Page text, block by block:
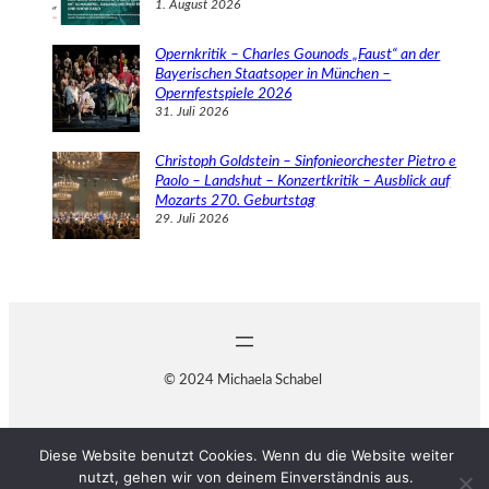
1. August 2026
Opernkritik – Charles Gounods „Faust“ an der
Bayerischen Staatsoper in München –
Opernfestspiele 2026
31. Juli 2026
Christoph Goldstein – Sinfonieorchester Pietro e
Paolo – Landshut – Konzertkritik – Ausblick auf
Mozarts 270. Geburtstag
29. Juli 2026
© 2024 Michaela Schabel
Diese Website benutzt Cookies. Wenn du die Website weiter
nutzt, gehen wir von deinem Einverständnis aus.